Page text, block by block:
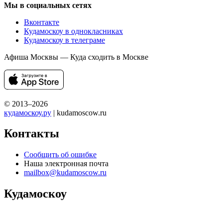
Мы в социальных сетях
Вконтакте
Кудамоскоу в однокласниках
Кудамоскоу в телеграме
Афиша Москвы — Куда сходить в Москве
© 2013–2026
кудамоскоу.ру | kudamoscow.ru
Контакты
Сообщить об ошибке
Наша электронная почта
mailbox@kudamoscow.ru
Кудамоскоу